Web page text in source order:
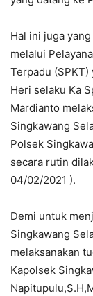
Hal ini juga
melalui
Terpadu
Heri selaku Ka
Mardianto
Singkawang
Polsek
secara rutin
04/02/2021 ).
Demi untuk
Singkawang
melaksanakan
Kapolsek